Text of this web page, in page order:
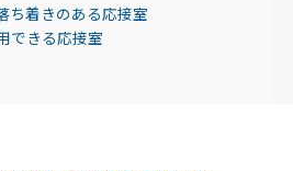
ち着きのある応接室
できる応接室